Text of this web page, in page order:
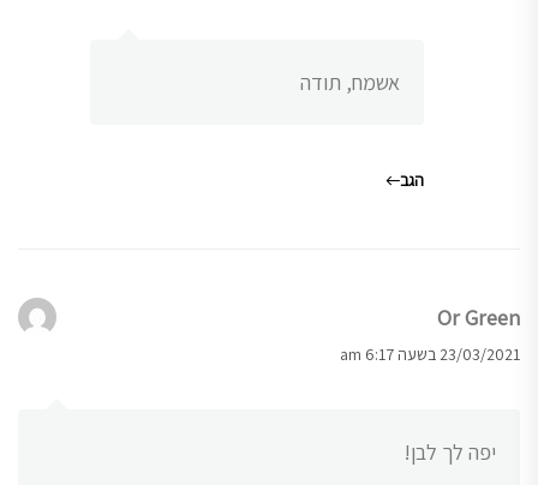
אשמח, תודה
הגב
Or Green
23/03/2021 בשעה 6:17 am
יפה לך לבן!